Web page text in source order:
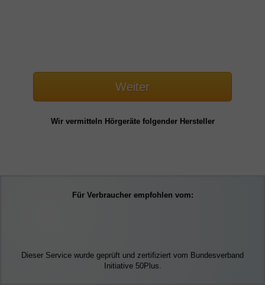
Weiter
Wir vermitteln Hörgeräte folgender Hersteller
Für Verbraucher empfohlen vom:
Dieser Service wurde geprüft und zertifiziert vom Bundesverband
Initiative 50Plus.